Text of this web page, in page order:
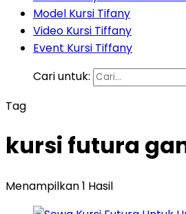
Model Kursi Tifany
Video Kursi Tiffany
Event Kursi Tiffany
Cari untuk:
Tag
kursi futura
Menampilkan 1 Hasil